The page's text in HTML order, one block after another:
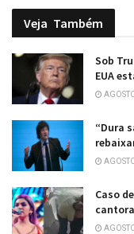
Veja Também
Sob
EUA
“Dura
Caso